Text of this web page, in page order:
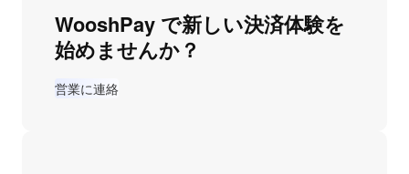
WooshPay で新しい決済体験を
始めませんか？
営業に連絡